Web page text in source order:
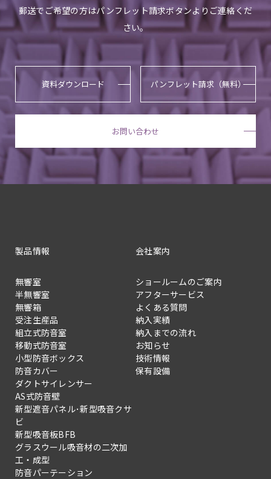
郵送でご希望の方はパンフレット請求ボタンよりご連絡くだ
さい。
資料ダウンロード パンフレット請求（無料）
お問い合わせ
製品情報
無響室
半無響室
無響箱
受注生産品
組立式防音室
移動式防音室
小型防音ボックス
防音カバー
ダクトサイレンサー
AS式防音壁
新型遮音パネル･新型吸音クサ
ビ
新型吸音板BFB
グラスウール吸音材の二次加
工・成型
防音パーテーション
会社案内
ショールームのご案内
アフターサービス
よくある質問
納入実績
納入までの流れ
お知らせ
技術情報
保有設備